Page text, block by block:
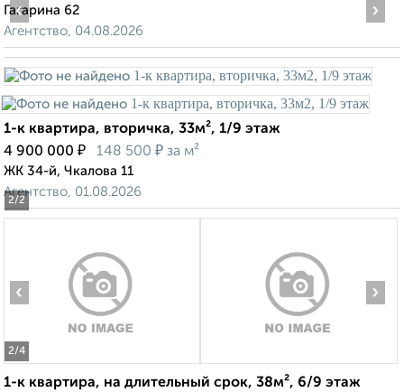
Гагарина 62
Агентство, 04.08.2026
2/2
‹ ›
1-к квартира, вторичка, 33м², 1/9 этаж
4 900 000 ₽ 148 500 ₽ за м²
ЖК 34-й, Чкалова 11
Агентство, 01.08.2026
2/4
‹ ›
1-к квартира, на длительный срок, 38м², 6/9 этаж